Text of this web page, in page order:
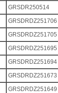
GRSDR250514
GRSDRDZ251706
GRSDRDZ251705
GRSDRDZ251695
GRSDRDZ251694
GRSDRDZ251673
GRSDRDZ251649